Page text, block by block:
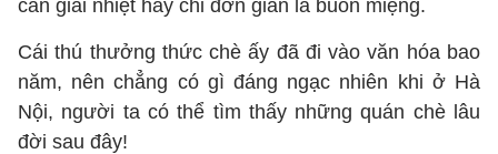
cần giải nhiệt hay chỉ đơn giản là buồn miệng.
Cái thú thưởng thức chè ấy đã đi vào văn hóa bao
năm, nên chẳng có gì đáng ngạc nhiên khi ở Hà
Nội, người ta có thể tìm thấy những quán chè lâu
đời sau đây!